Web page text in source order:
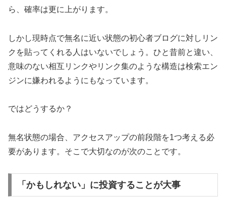
ら、確率は更に上がります。
しかし現時点で無名に近い状態の初心者ブログに対しリン
クを貼ってくれる人はいないでしょう。ひと昔前と違い、
意味のない相互リンクやリンク集のような構造は検索エン
ジンに嫌われるようにもなっています。
ではどうするか？
無名状態の場合、アクセスアップの前段階を1つ考える必
要があります。そこで大切なのが次のことです。
「かもしれない」に投資することが大事